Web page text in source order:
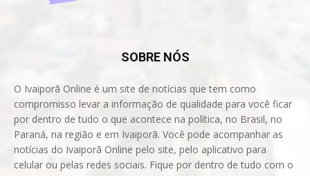
SOBRE NÓS
O Ivaiporã Online é um site de notícias que tem como
compromisso levar a informação de qualidade para você ficar
por dentro de tudo o que acontece na política, no Brasil, no
Paraná, na região e em Ivaiporã. Você pode acompanhar as
notícias do Ivaiporã Online pelo site, pelo aplicativo para
celular ou pelas redes sociais. Fique por dentro de tudo com o